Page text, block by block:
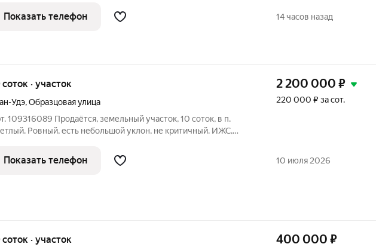
1 160 000 руб. На одном из них есть деревянный дом
документов)
Показать телефон 14 часов назад
соток · участок
Удэ,Образцовая улица
109316089 Продаётся, земельный участок, 10 соток, в п.
Ровный, есть небольшой уклон, не критичный. ИЖС,
один взрослый собственник. Звоните.
ограничено.
2 200 000 ₽
220 000 ₽ за сот.
Показать телефон 10 июля 2026
соток · участок 400 000 ₽